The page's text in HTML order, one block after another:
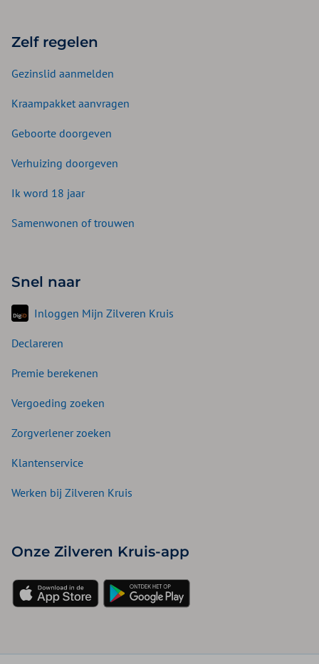
Zelf regelen
Gezinslid aanmelden
Kraampakket aanvragen
Geboorte doorgeven
Verhuizing doorgeven
Ik word 18 jaar
Samenwonen of trouwen
Snel naar
Inloggen Mijn Zilveren Kruis
Declareren
Premie berekenen
Vergoeding zoeken
Zorgverlener zoeken
Klantenservice
Werken bij Zilveren Kruis
Onze Zilveren Kruis-app